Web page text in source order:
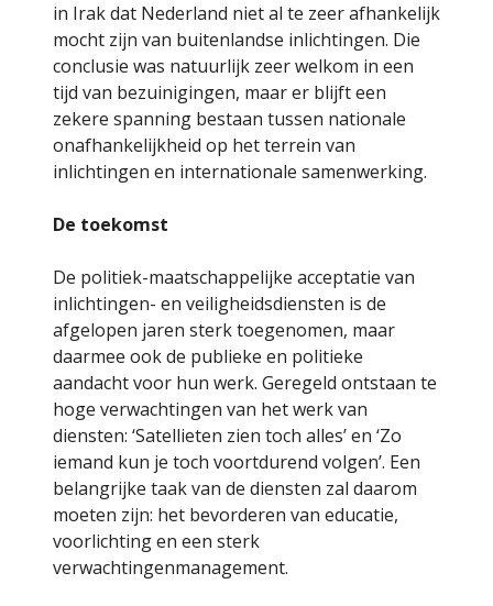
in Irak dat Nederland niet al te zeer afhankelijk
mocht zijn van buitenlandse inlichtingen. Die
conclusie was natuurlijk zeer welkom in een
tijd van bezuinigingen, maar er blijft een
zekere spanning bestaan tussen nationale
onafhankelijkheid op het terrein van
inlichtingen en internationale samenwerking.
De toekomst
De politiek-maatschappelijke acceptatie van
inlichtingen- en veiligheidsdiensten is de
afgelopen jaren sterk toegenomen, maar
daarmee ook de publieke en politieke
aandacht voor hun werk. Geregeld ontstaan te
hoge verwachtingen van het werk van
diensten: ‘Satellieten zien toch alles’ en ‘Zo
iemand kun je toch voortdurend volgen’. Een
belangrijke taak van de diensten zal daarom
moeten zijn: het bevorderen van educatie,
voorlichting en een sterk
verwachtingenmanagement.